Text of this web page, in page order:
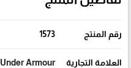
رقم المنتج 1573
العلامة التجارية Under Armour